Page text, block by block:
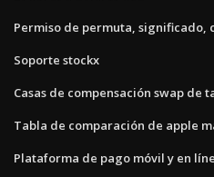
Permiso de permuta, significado,
Soporte stockx
Casas de compensación swap de
Tabla de comparación de apple
Plataforma de pago móvil y en